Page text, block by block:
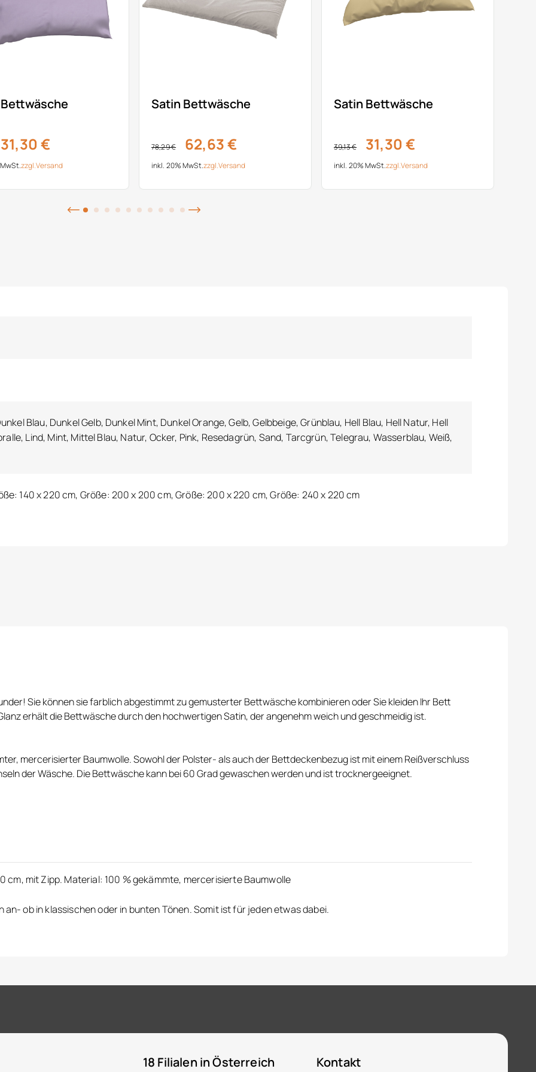
31,30 €
zzgl.Versand
Satin Bettwäsche
78,29 € 62,63 €
inkl. 20% MwSt.zzgl.Versand
Satin Bettwäsche
39,13 € 31,30 €
inkl. 20% MwSt.zzgl.Versand
Blau, Dunkel Gelb, Dunkel Mint, Dunkel Orange, Gelb, Gelbbeige, Grünblau, Hell Blau, Hell Natur, Hell
Lind, Mint, Mittel Blau, Natur, Ocker, Pink, Resedagrün, Sand, Tarcgrün, Telegrau, Wasserblau, Weiß,
140 x 220 cm, Größe: 200 x 200 cm, Größe: 200 x 220 cm, Größe: 240 x 220 cm
Sie können sie farblich abgestimmt zu gemusterter Bettwäsche kombinieren oder Sie kleiden Ihr Bett
erhält die Bettwäsche durch den hochwertigen Satin, der angenehm weich und geschmeidig ist.
mercerisierter Baumwolle. Sowohl der Polster- als auch der Bettdeckenbezug ist mit einem Reißverschluss
der Wäsche. Die Bettwäsche kann bei 60 Grad gewaschen werden und ist trocknergeeignet.
mit Zipp. Material: 100 % gekämmte, mercerisierte Baumwolle
ob in klassischen oder in bunten Tönen. Somit ist für jeden etwas dabei.
18 Filialen in Österreich Kontakt